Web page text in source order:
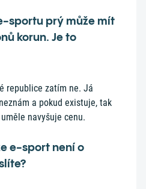
sportu prý může mít
korun. Je to
republice zatím ne. Já
a pokud existuje, tak
navyšuje cenu.
e-sport není o